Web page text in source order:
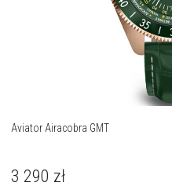
Aviator Airacobra GMT
3 290 zł